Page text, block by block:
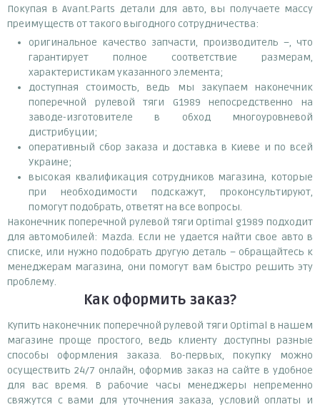
Покупая в Avant.Parts детали для авто, вы получаете массу
преимуществ от такого выгодного сотрудничества:
оригинальное качество запчасти, производитель –, что
гарантирует полное соответствие размерам,
характеристикам указанного элемента;
доступная стоимость, ведь мы закупаем наконечник
поперечной рулевой тяги G1989 непосредственно на
заводе-изготовителе в обход многоуровневой
дистрибуции;
оперативный сбор заказа и доставка в Киеве и по всей
Украине;
высокая квалификация сотрудников магазина, которые
при необходимости подскажут, проконсультируют,
помогут подобрать, ответят на все вопросы.
Наконечник поперечной рулевой тяги Optimal g1989 подходит
для автомобилей: Mazda. Если не удается найти свое авто в
списке, или нужно подобрать другую деталь – обращайтесь к
менеджерам магазина, они помогут вам быстро решить эту
проблему.
Как оформить заказ?
Купить наконечник поперечной рулевой тяги Optimal в нашем
магазине проще простого, ведь клиенту доступны разные
способы оформления заказа. Во-первых, покупку можно
осуществить 24/7 онлайн, оформив заказ на сайте в удобное
для вас время. В рабочие часы менеджеры непременно
свяжутся с вами для уточнения заказа, условий оплаты и